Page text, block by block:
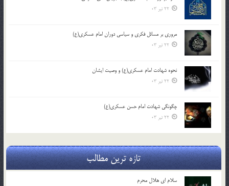
22 تیر 03
مروری بر مسائل فکری و سیاسی دوران امام عسکری(ع)
22 تیر 03
نحوه شهادت امام عسکری(ع) و وصیت ایشان
22 تیر 03
چگونگی شهادت امام حسن عسکری(ع)
22 تیر 03
تازه ترین مطالب
سلام ای هلال محرم